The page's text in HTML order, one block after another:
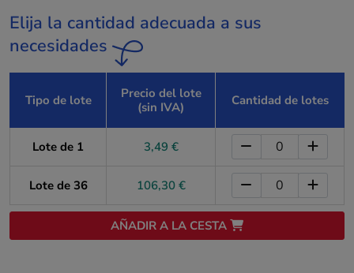
Elija la cantidad adecuada a sus
necesidades
Tipo de lote
Precio del lote
(sin IVA)
Cantidad de lotes
Lote de 1 3,49 €
Lote de 36 106,30 €
AÑADIR A LA CESTA